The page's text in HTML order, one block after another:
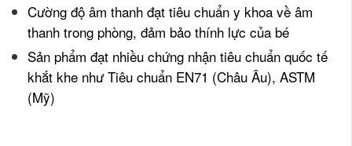
Cường độ âm thanh đạt tiêu chuẩn y khoa về âm
thanh trong phòng, đảm bảo thính lực của bé
Sản phẩm đạt nhiều chứng nhận tiêu chuẩn quốc tế
khắt khe như Tiêu chuẩn EN71 (Châu Âu), ASTM
(Mỹ)